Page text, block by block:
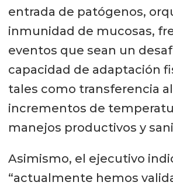
entrada de patógenos,
inmunidad de mucosas,
eventos que sean un
capacidad de adaptación
tales como transferencia
incrementos de
manejos productivos y
Asimismo, el ejecutivo
“actualmente hemos